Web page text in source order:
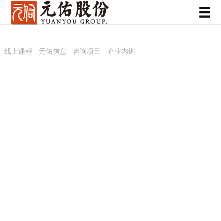
线上课程 元佑信息 咨询项目 企业内训